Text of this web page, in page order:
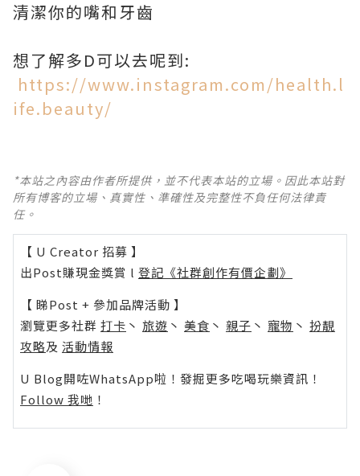
清潔你的嘴和牙齒
想了解多D可以去呢到:
https://www.instagram.com/health.l
ife.beauty/
*本站之內容由作者所提供，並不代表本站的立場。因此本站對
所有博客的立場、真實性、準確性及完整性不負任何法律責
任。
【 U Creator 招募 】
出Post賺現金獎賞 l 登記《社群創作有價企劃》
【 睇Post + 參加品牌活動 】
瀏覽更多社群 打卡 丶 旅遊 丶 美食 丶 親子 丶 寵物 丶 扮靚
攻略及 活動情報
U Blog開咗WhatsApp啦！發掘更多吃喝玩樂資訊！
Follow 我哋 ！